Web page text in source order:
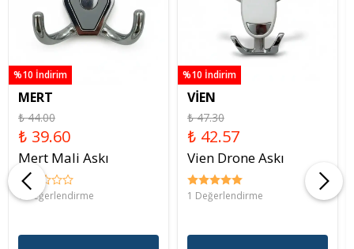
%10 İndirim
MERT
₺ 44.00
₺ 39.60
Mert Mali Askı
0 Değerlendirme
%10 İndirim
VİEN
₺ 47.30
₺ 42.57
Vien Drone Askı
1 Değerlendirme